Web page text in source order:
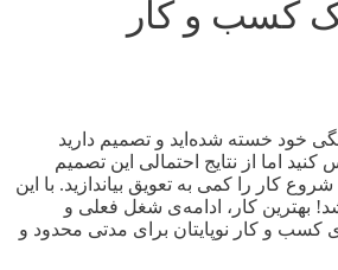
کسب و کار
خود خسته شده اید و تصمیم دارید
اما از نتایج احتمالی این تصمیم
کار را کمی به تعویق بیاندازید. با این
کار، ادامهی شغل فعلی و
کسب و کار نوپایتان برای مدتی محدود و